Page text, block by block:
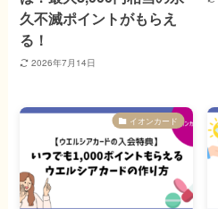
久不滅ポイントがもらえ
る！
2026年7月14日
イオンカード